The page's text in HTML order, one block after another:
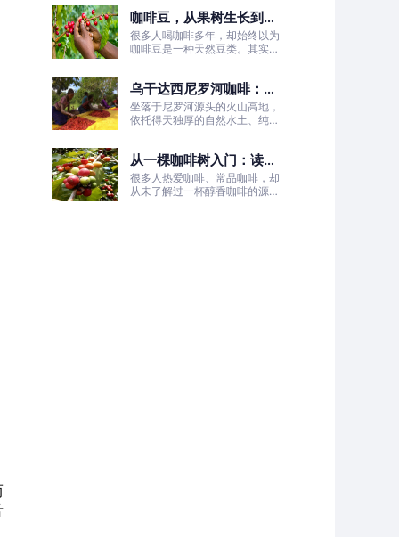
咖啡豆，从果树生长到烘
焙成型
很多人喝咖啡多年，却始终以为
咖啡豆是一种天然豆类。其实我
乌干达西尼罗河咖啡：尼
罗河源头的水洗精品风味
坐落于尼罗河源头的火山高地，
依托得天独厚的自然水土、纯净
酸、白葡萄清甜的优质咖啡豆。
从一棵咖啡树入门：读懂
咖啡的生长、照料与采收
全过程
很多人热爱咖啡、常品咖啡，却
从未了解过一杯醇香咖啡的源头